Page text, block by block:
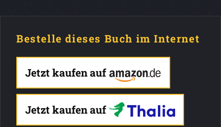
Bestelle dieses Buch im Internet
Jetzt kaufen auf
Jetzt kaufen auf